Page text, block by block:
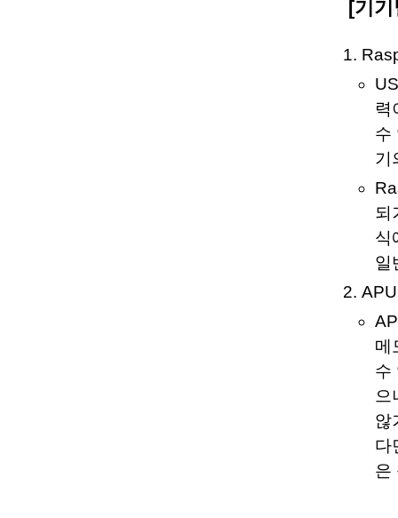
[기
력
수
기
되
식
일
메
수
으
않
다
은